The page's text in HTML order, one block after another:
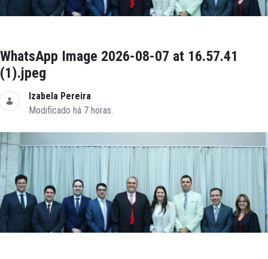
WhatsApp Image 2026-08-07 at 16.57.41
(1).jpeg
Izabela Pereira
Modificado há 7 horas.